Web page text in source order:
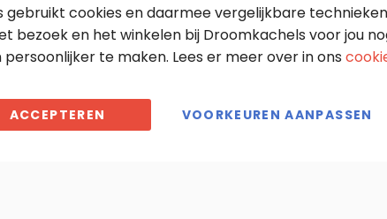
maakt gebruik vancookies KVK:
gebruikt cookies en daarmee vergelijkbare
bezoek en het winkelen bij Droomkachels voor jou
te maken. Lees er meer over in ons
ACCEPTEREN VOORKEUREN AANPASSEN